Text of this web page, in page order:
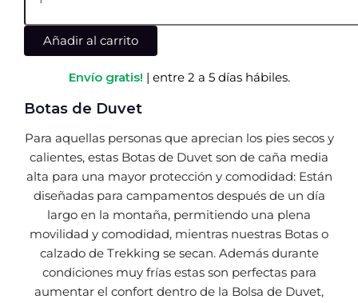
Añadir al carrito
Envío gratis! | entre 2 a 5 días hábiles.
Botas de Duvet
Para aquellas personas que aprecian los pies secos y
calientes, estas Botas de Duvet son de caña media
alta para una mayor protección y comodidad: Están
diseñadas para campamentos después de un día
largo en la montaña, permitiendo una plena
movilidad y comodidad, mientras nuestras Botas o
calzado de Trekking se secan. Además durante
condiciones muy frías estas son perfectas para
aumentar el confort dentro de la Bolsa de Duvet,